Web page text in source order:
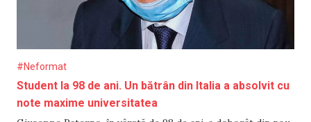
#Neformat
Student la 98 de ani. Un bătrân din Italia a absolvit cu
note maxime universitatea